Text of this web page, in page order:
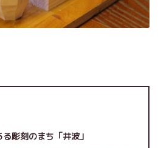
彫刻のまち「井波」